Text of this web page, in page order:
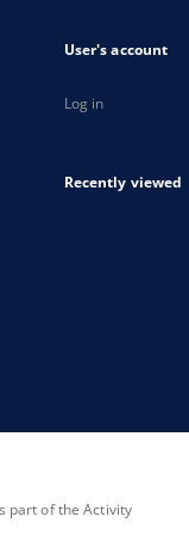
User's account
Log in
Recently viewed
part of the Activity